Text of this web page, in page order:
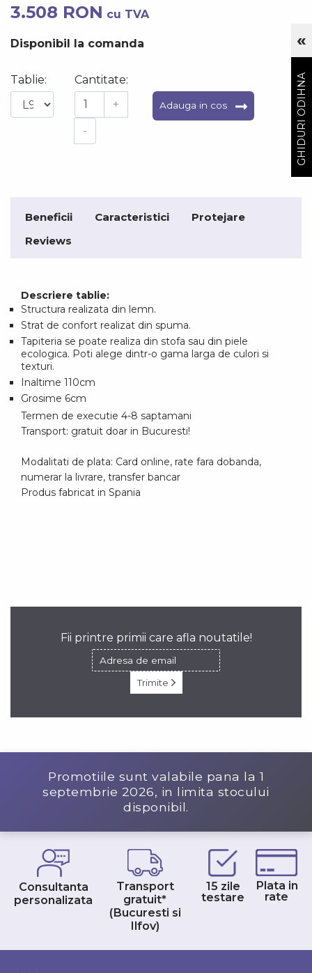
3.508 RON cu TVA
Disponibil la comanda
Tablie:
Cantitate:
+
-
Adauga in cos
Beneficii Caracteristici
Protejare
Reviews
Descriere tablie:
Structura realizata din lemn.
Strat de confort realizat din spuma.
Tapiteria se poate realiza din stofa sau din piele
ecologica. Poti alege dintr-o gama larga de culori si
texturi.
Inaltime 110cm
Grosime 6cm
Termen de executie 4-8 saptamani
Transport: gratuit doar in Bucuresti!
Modalitati de plata: Card online, rate fara dobanda,
numerar la livrare, transfer bancar
Produs fabricat in Spania
Fii printre primii care afla noutatile!
Trimite
Promotiile sunt valabile pana la 1
septembrie 2026, in limita stocului
disponibil.
Consultanta
personalizata
Transport
gratuit*
(Bucuresti si
Ilfov)
15 zile
testare
Plata in
rate
«
GHIDURI ODIHNA